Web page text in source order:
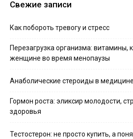
Свежие записи
Как побороть тревогу и стресс
Перезагрузка организма: витамины,
женщине во время менопаузы
Анаболические стероиды в медицине
Гормон роста: эликсир молодости,
здоровья
Тестостерон: не просто купить, а